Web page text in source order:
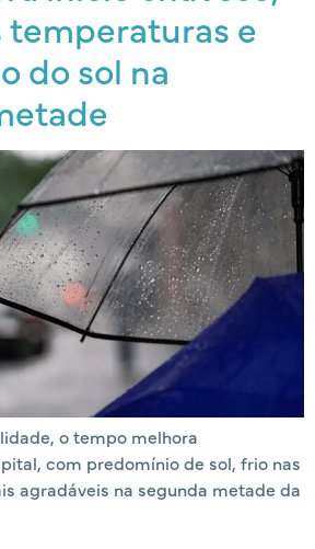
temperaturas e
do sol na
o tempo melhora
com predomínio de sol, frio nas
agradáveis na segunda metade da